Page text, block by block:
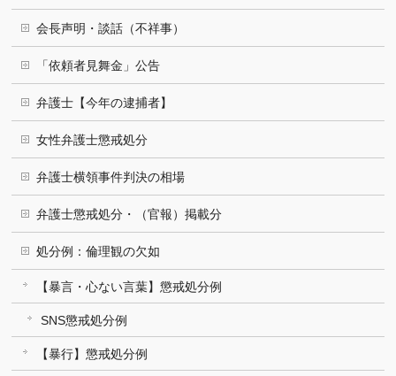
会長声明・談話（不祥事）
「依頼者見舞金」公告
弁護士【今年の逮捕者】
女性弁護士懲戒処分
弁護士横領事件判決の相場
弁護士懲戒処分・（官報）掲載分
処分例：倫理観の欠如
【暴言・心ない言葉】懲戒処分例
SNS懲戒処分例
【暴行】懲戒処分例